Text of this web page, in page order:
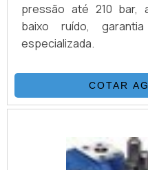
pressão até 210 bar,
baixo ruído,
especializada.
COTAR